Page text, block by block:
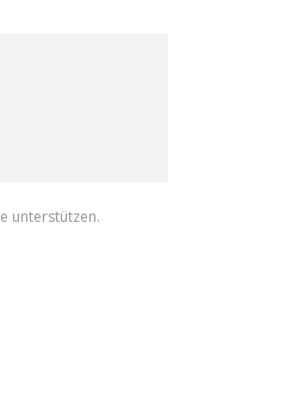
unterstützen.